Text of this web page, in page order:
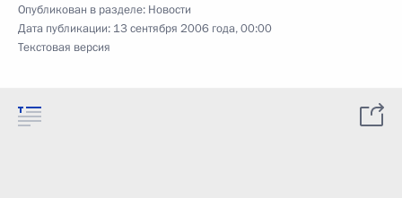
Опубликован в разделе: Новости
Дата публикации: 13 сентября 2006 года, 00:00
Текстовая версия